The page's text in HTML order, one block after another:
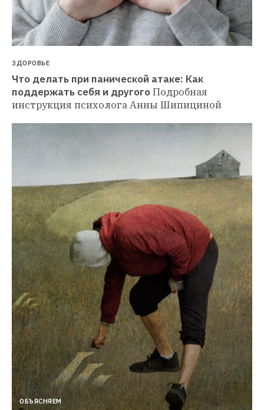
ЗДОРОВЬЕ
Что делать при панической атаке: Как
поддержать себя и другогоПодробная
инструкция психолога Анны Шипициной
ОБЪЯСНЯЕМ